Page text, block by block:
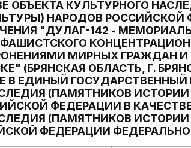
ОБЪЕКТА КУЛЬТУРНОГО
НАРОДОВ РОССИЙСКОЙ
"ДУЛАГ-142 -
МИРНЫХ ГРАЖДАН И
(БРЯНСКАЯ ОБЛАСТЬ, Г.
ЕДИНЫЙ ГОСУДАРСТВЕННЫЙ
(ПАМЯТНИКОВ
ФЕДЕРАЦИИ В
(ПАМЯТНИКОВ
ФЕДЕРАЦИИ